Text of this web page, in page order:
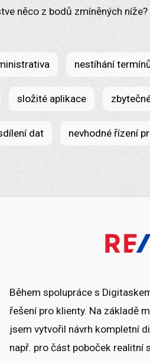
něco z bodů zmíněných níže?
nestíhání
složité aplikace
dat nevhodné řízení
Během spolupráce s
řešení pro klienty. Na základě
jsem vytvořil návrh kompletní
např. pro část poboček realitní